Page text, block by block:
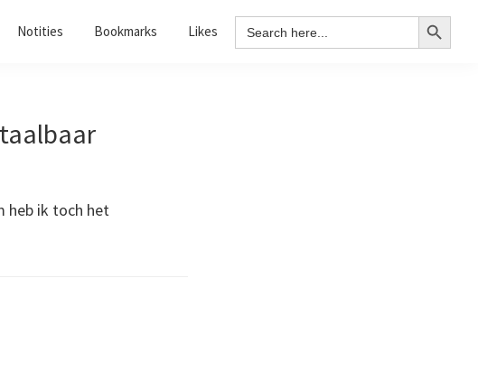
Notities Bookmarks Likes Search
for:
Search Button
heb ik toch het